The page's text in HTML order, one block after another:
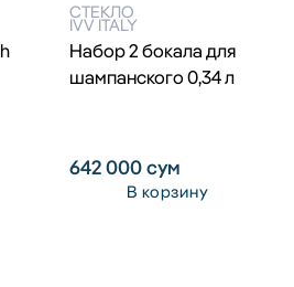
СТЕКЛО
IVV ITALY
Набор 2 бокала для
шампанского 0,34 л
642 000сум
В корзину